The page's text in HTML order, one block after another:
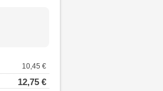
10,45 €
12,75 €